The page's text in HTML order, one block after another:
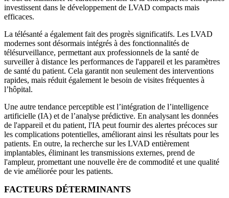
investissent dans le développement de LVAD compacts mais
efficaces.
La télésanté a également fait des progrès significatifs. Les LVAD
modernes sont désormais intégrés à des fonctionnalités de
télésurveillance, permettant aux professionnels de la santé de
surveiller à distance les performances de l'appareil et les paramètres
de santé du patient. Cela garantit non seulement des interventions
rapides, mais réduit également le besoin de visites fréquentes à
l’hôpital.
Une autre tendance perceptible est l’intégration de l’intelligence
artificielle (IA) et de l’analyse prédictive. En analysant les données
de l'appareil et du patient, l'IA peut fournir des alertes précoces sur
les complications potentielles, améliorant ainsi les résultats pour les
patients. En outre, la recherche sur les LVAD entièrement
implantables, éliminant les transmissions externes, prend de
l'ampleur, promettant une nouvelle ère de commodité et une qualité
de vie améliorée pour les patients.
FACTEURS DÉTERMINANTS